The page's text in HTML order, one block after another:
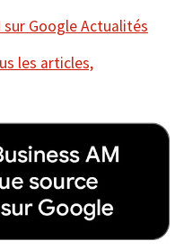
sur Google Actualités
les articles,